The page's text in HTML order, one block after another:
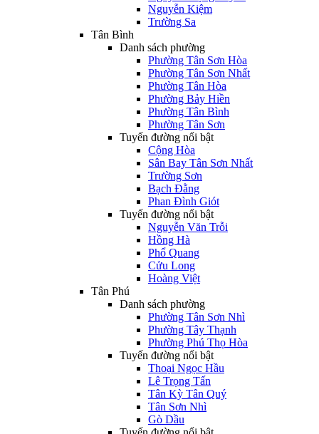
Nguyễn Kiệm
Trường Sa
Tân Bình
Danh sách phường
Phường Tân Sơn Hòa
Phường Tân Sơn Nhất
Phường Tân Hòa
Phường Bảy Hiền
Phường Tân Bình
Phường Tân Sơn
Tuyến đường nổi bật
Cộng Hòa
Sân Bay Tân Sơn Nhất
Trường Sơn
Bạch Đằng
Phan Đình Giót
Tuyến đường nổi bật
Nguyễn Văn Trỗi
Hồng Hà
Phổ Quang
Cửu Long
Hoàng Việt
Tân Phú
Danh sách phường
Phường Tân Sơn Nhì
Phường Tây Thạnh
Phường Phú Thọ Hòa
Tuyến đường nổi bật
Thoại Ngọc Hầu
Lê Trọng Tấn
Tân Kỳ Tân Quý
Tân Sơn Nhì
Gò Dầu